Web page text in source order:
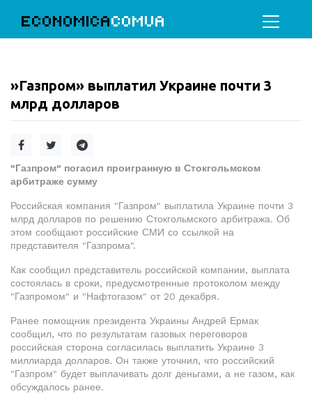
ECONOMICACOMUA
»Газпром» выплатил Украине почти 3
млрд долларов
"Газпром" погасил проигранную в Стокгольмском
арбитраже сумму
Российская компания "Газпром" выплатила Украине почти 3
млрд долларов по решению Стокгольмского арбитража. Об
этом сообщают российские СМИ со ссылкой на
представителя "Газпрома".
Как сообщил представитель российской компании, выплата
состоялась в сроки, предусмотренные протоколом между
"Газпромом" и "Нафтогазом" от 20 декабря.
Ранее помощник президента Украины Андрей Ермак
сообщил, что по результатам газовых переговоров
российская сторона согласилась выплатить Украине 3
миллиарда долларов. Он также уточнил, что российский
"Газпром" будет выплачивать долг деньгами, а не газом, как
обсуждалось ранее.